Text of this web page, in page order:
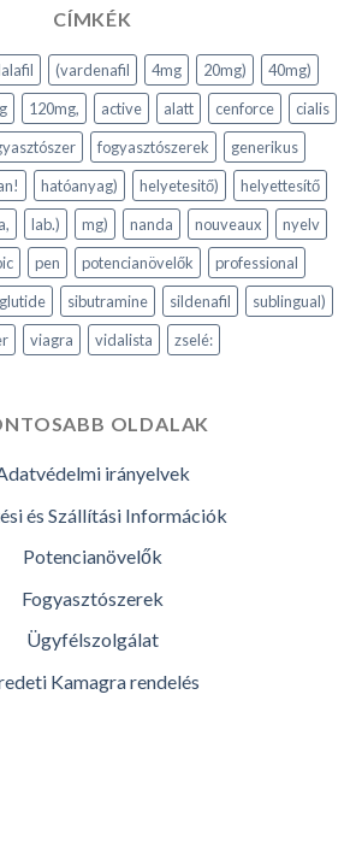
CÍMKÉK
(vardenafil 4mg 20mg)
40mg)
120mg, active alatt cenforce
cialis
fogyasztószerek
generikus
hatóanyag) helyetesitő)
helyettesítő
lab.) mg) nanda nouveaux
nyelv
pen potencianövelők
professional
sibutramine sildenafil
sublingual)
viagra vidalista zselé:
OLDALAK
irányelvek
és Szállítási Információk
Potencianövelők
Fogyasztószerek
Ügyfélszolgálat
Kamagra rendelés